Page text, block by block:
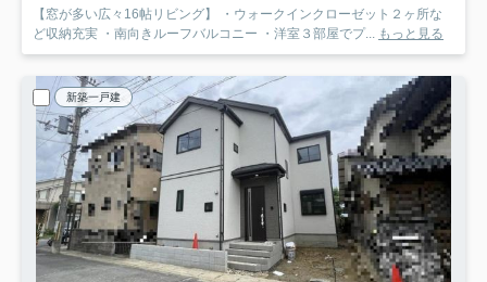
【窓が多い広々16帖リビング】 ・ウォークインクローゼット２ヶ所な
ど収納充実 ・南向きルーフバルコニー ・洋室３部屋でプ... もっと見る
新築一戸建